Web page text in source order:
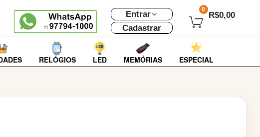
Entrar
Cadastrar
0
R$0,00
RELÓGIOS LED MEMÓRIAS ESPECIAL